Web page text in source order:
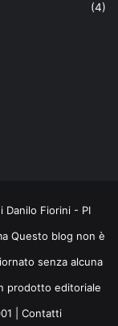
(4)
Danilo Fiorini - PI
Questo blog non è
senza alcuna
prodotto editoriale
| Contatti